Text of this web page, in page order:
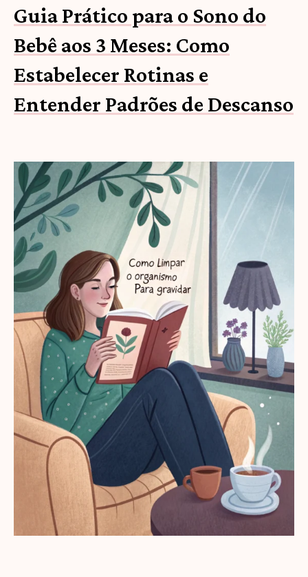
Guia Prático para o Sono do
Bebê aos 3 Meses: Como
Estabelecer Rotinas e
Entender Padrões de Descanso